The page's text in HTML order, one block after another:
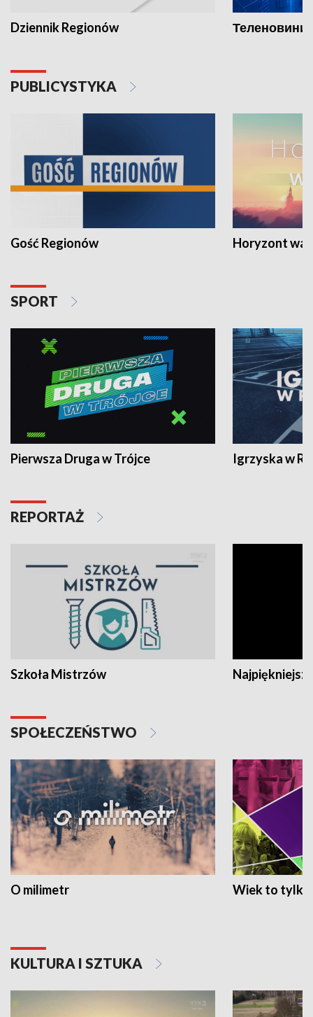
Dziennik Regionów Теленовини
PUBLICYSTYKA
Gość Regionów Horyzont
SPORT
Pierwsza Druga w Trójce Igrzyska w
REPORTAŻ
Szkoła Mistrzów
SPOŁECZEŃSTWO
O milimetr Wiek to tylko
KULTURA I SZTUKA